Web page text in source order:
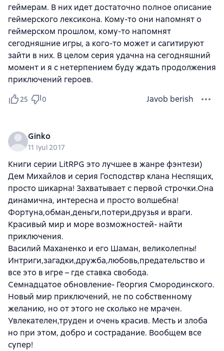
геймерам. В них идет достаточно полное описание
геймерского лексикона. Кому-то они напомнят о
геймерском прошлом, кому-то напомнят
сегодняшние игры, а кого-то может и сагитируют
зайти в них. В целом серия удачна на сегодняшний
момент и я с нетерпением буду ждать продолжения
приключений героев.
25 0 Javob berish
Ginko
11 Iyul 2017
Книги серии LitRPG это лучшее в жанре фэнтези)
Дем Михайлов и серия Господствр клана Неспящих,
просто шикарна! Захватывает с первой строчки.Она
динамична, интересна и просто волшебна!
Фортуна,обман,деньги,потери,друзья и враги.
Красивый мир и море возможностей- найти
приключения.
Василий Маханенко и его Шаман, великолепны!
Интриги,загадки,дружба,любовь,предательство и
все это в игре – где ставка свобода.
Семнадцатое обновление- Георгия Смородинского.
Новый мир приключений, не по собственному
желанию, но от этого не сколько не мрачен.
Увлекателен,труден и очень красив. Месть и злоба
но при этом, добро и сострадание. Вообщем все
супер!